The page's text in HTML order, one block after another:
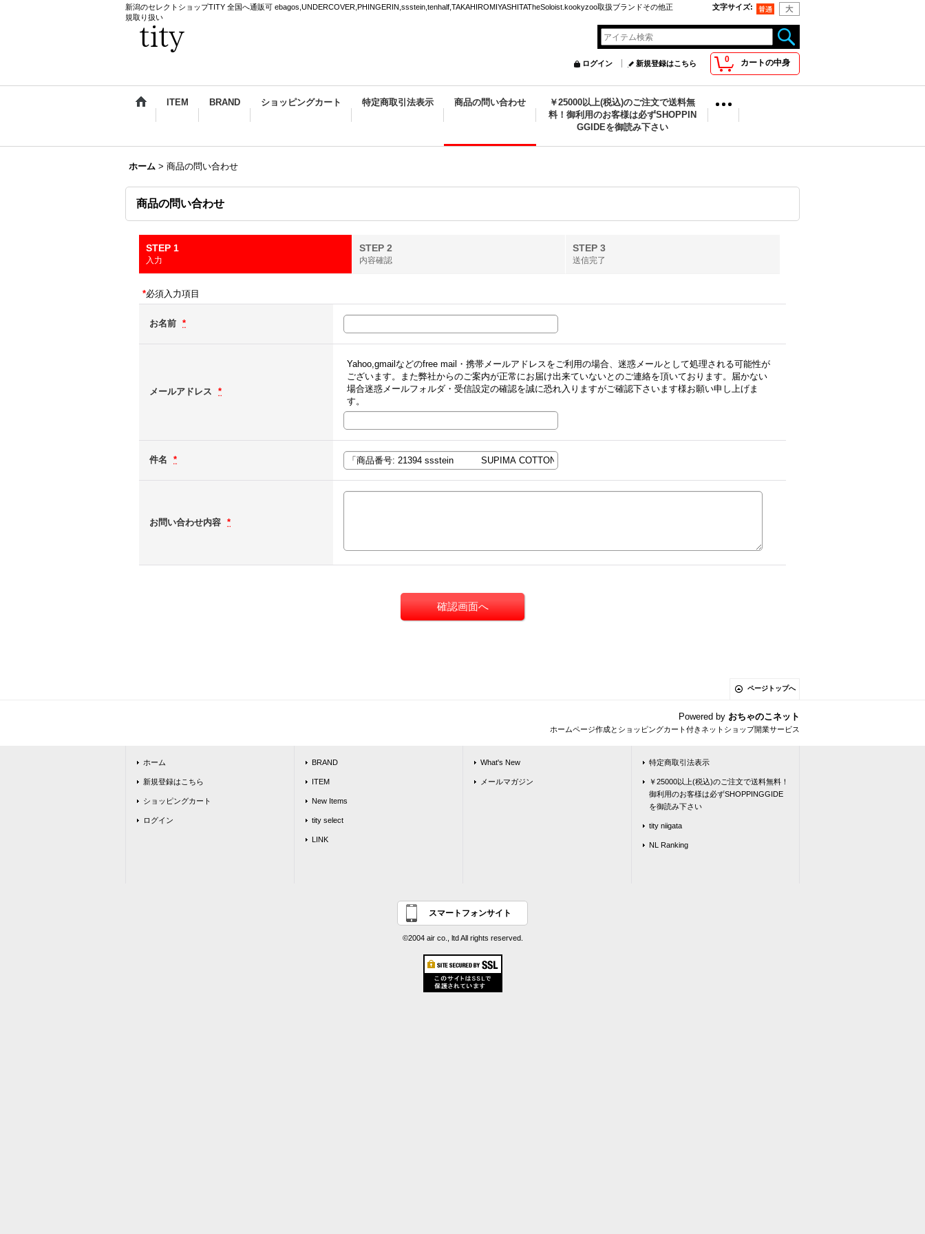
新潟のセレクトショップTITY 全国へ通販可 ebagos,UNDERCOVER,PHINGERIN,ssstein,tenhalf,TAKAHIROMIYASHITATheSoloist.kookyzoo取扱ブランドその他正
規取り扱い
文字サイズ:
0 カートの中身
ログイン 新規登録はこちら
ITEM BRAND ショッピングカート 特定商取引法表示 商品の問い合わせ
￥25000以上(税込)のご注文で送料無
料！御利用のお客様は必ずSHOPPIN
GGIDEを御読み下さい
ホーム > 商品の問い合わせ
商品の問い合わせ
STEP 1
入力
STEP 2
内容確認
STEP 3
送信完了
*必須入力項目
お名前 *
メールアドレス *
Yahoo,gmailなどのfree mail・携帯メールアドレスをご利用の場合、迷惑メールとして処理される可能性が
ございます。また弊社からのご案内が正常にお届け出来ていないとのご連絡を頂いております。届かない
場合迷惑メールフォルダ・受信設定の確認を誠に恐れ入りますがご確認下さいます様お願い申し上げま
す。
件名 *
お問い合わせ内容 *
ページトップへ
Powered by おちゃのこネット
ホームページ作成とショッピングカート付きネットショップ開業サービス
ホーム
新規登録はこちら
ショッピングカート
ログイン
BRAND
ITEM
New Items
tity select
LINK
What's New
メールマガジン
特定商取引法表示
￥25000以上(税込)のご注文で送料無料！
御利用のお客様は必ずSHOPPINGGIDE
を御読み下さい
tity niigata
NL Ranking
スマートフォンサイト
©2004 air co., ltd All rights reserved.